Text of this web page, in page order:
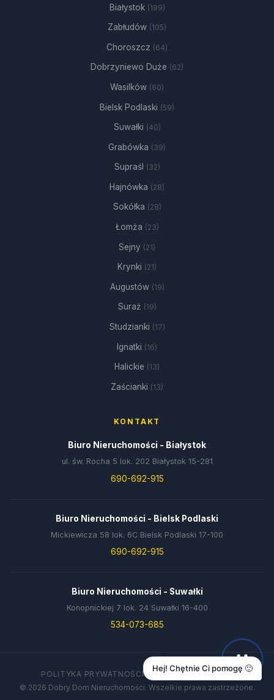
Białystok (199)
Zabłudów (105)
Choroszcz (64)
Dobrzyniewo Duże (62)
Wasilków (60)
Bielsk Podlaski (59)
Suwałki (40)
Grabówka (39)
Supraśl (32)
Hajnówka (28)
Sokółka (28)
Łomża (23)
Sejny (21)
Krynki (21)
Augustów (19)
Suraż (19)
Studzianki (17)
Ignatki (16)
Halickie (13)
Zaścianki (13)
KONTAKT
Biuro Nieruchomości - Białystok
ul. św. Rocha 5 lok. 202 Białystok 15-281
690-692-915
Biuro Nieruchomości - Bielsk Podlaski
Mickiewicza 58 lok. 6C Bielsk Podlaski 17-100
690-692-915
Biuro Nieruchomości - Suwałki
Konopnickiej 7 lok. 24 Suwałki 16-400
534-073-685
POLITYKA PRYWATNOŚCIDANE FIRMYKONTAKT
© 2026 Dobry Dom Nieruchomości. Wszelkie prawa zastrzeżone.
Hej! Chętnie Ci pomogę 🙂